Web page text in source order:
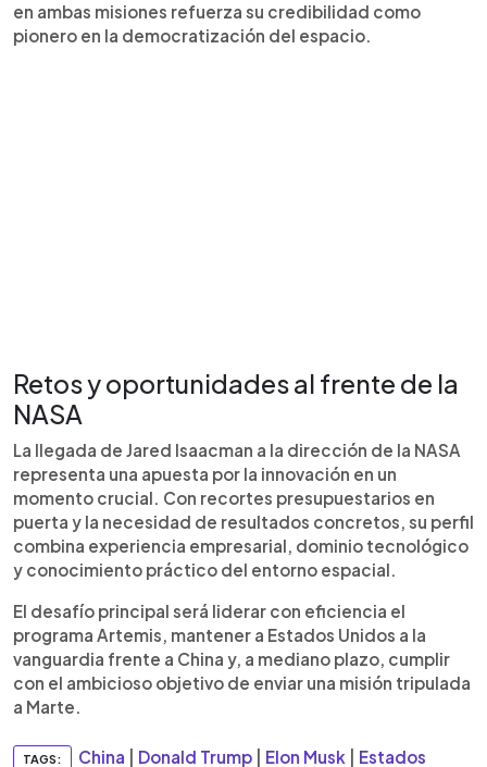
en ambas misiones refuerza su credibilidad como
pionero en la democratización del espacio.
Retos y oportunidades al frente de la
NASA
La llegada de Jared Isaacman a la dirección de la NASA
representa una apuesta por la innovación en un
momento crucial. Con recortes presupuestarios en
puerta y la necesidad de resultados concretos, su perfil
combina experiencia empresarial, dominio tecnológico
y conocimiento práctico del entorno espacial.
El desafío principal será liderar con eficiencia el
programa Artemis, mantener a Estados Unidos a la
vanguardia frente a China y, a mediano plazo, cumplir
con el ambicioso objetivo de enviar una misión tripulada
a Marte.
TAGS: China Donald Trump Elon Musk Estados